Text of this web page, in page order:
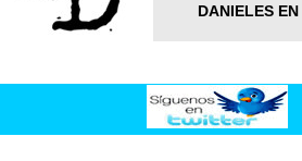
DANIELES